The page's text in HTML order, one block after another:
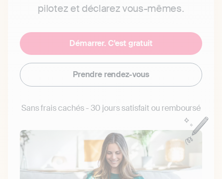
pilotez et déclarez vous-mêmes.
Démarrer. C'est gratuit
Prendre rendez-vous
Sans frais cachés - 30 jours satisfait ou remboursé